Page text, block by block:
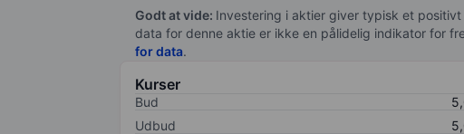
Godt at vide: Investering i aktier giver typisk et
data for denne aktie er ikke en pålidelig indikator for
for data.
Kurser
Bud
Udbud